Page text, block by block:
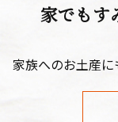
家でもす
家族へのお土産に